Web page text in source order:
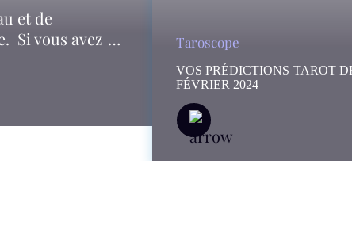
et de
Si vous avez …
Taroscope
VOS PRÉDICTIONS TAROT
FÉVRIER 2024